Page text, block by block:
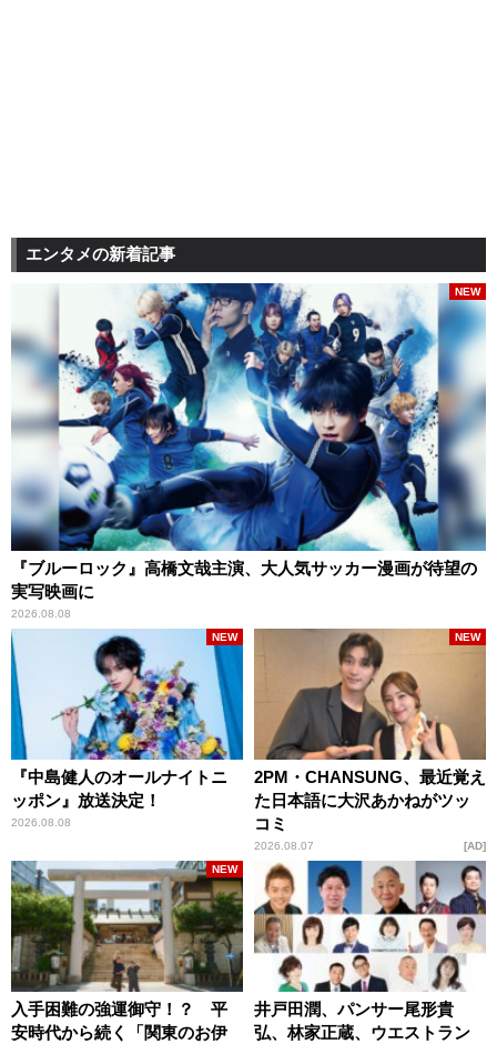
エンタメの新着記事
『ブルーロック』高橋文哉主演、大人気サッカー漫画が待望の
実写映画に
2026.08.08
NEW
『中島健人のオールナイトニ
ッポン』放送決定！
2026.08.08
NEW
2PM・CHANSUNG、最近覚え
た日本語に大沢あかねがツッ
コミ
2026.08.07
NEW
AD
入手困難の強運御守！？ 平
安時代から続く「関東のお伊
NEW
井戸田潤、パンサー尾形貴
弘、林家正蔵、ウエストラン